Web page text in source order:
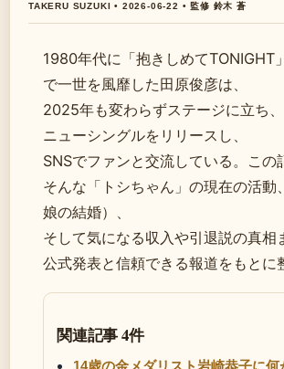
TAKERU SUZUKI • 2026-06-22 • 監修 鈴木 蒼
1980年代に「抱きしめてTONIGHT」
で一世を風靡した田原俊彦は、
2025年も変わらずステージに立ち、
ニューシングルをリリースし、
SNSでファンと交流している。この
そんな「トシちゃん」の現在の活動
娘の結婚）、
そして気になる収入や引退説の真相
公式発表と信頼できる報道をもとに
関連記事 4件
14歳の金メダリスト岩崎恭子に何